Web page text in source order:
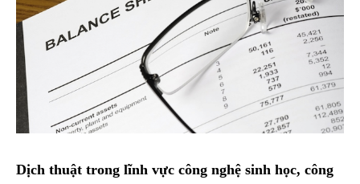
Dịch thuật trong lĩnh vực công nghệ sinh học, công